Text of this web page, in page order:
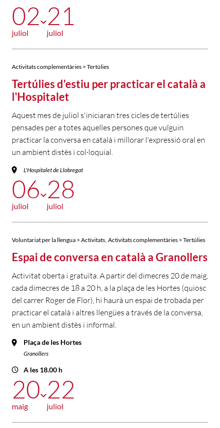
02
juliol
21
juliol
Activitats complementàries > Tertúlies
Tertúlies d'estiu per practicar el català a
l'Hospitalet
Aquest mes de juliol s'iniciaran tres cicles de tertúlies
pensades per a totes aquelles persones que vulguin
practicar la conversa en català i millorar l'expressió oral en
un ambient distès i col·loquial.
L'Hospitalet de Llobregat
06
juliol
28
juliol
Voluntariat per la llengua > Activitats Activitats complementàries > Tertúlies
Espai de conversa en català a Granollers
Activitat oberta i gratuïta. A partir del dimecres 20 de maig,
cada dimecres de 18 a 20 h, a la plaça de les Hortes (quiosc
del carrer Roger de Flor), hi haurà un espai de trobada per
practicar el català i altres llengües a través de la conversa,
en un ambient distès i informal.
Plaça de les Hortes
Granollers
A les 18.00 h
20
maig
22
juliol